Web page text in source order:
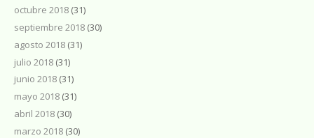
octubre 2018 (31)
septiembre 2018 (30)
agosto 2018 (31)
julio 2018 (31)
junio 2018 (31)
mayo 2018 (31)
abril 2018 (30)
marzo 2018 (30)